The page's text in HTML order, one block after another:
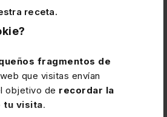
receta.
fragmentos de
que visitas envían
objetivo de recordar la
tu visita.
y de
de gases
invernadero
587 de autoliquidación del
fluorados de efecto
A23 de solicitud de